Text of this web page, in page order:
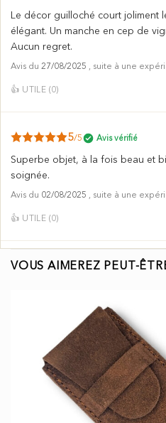
Le décor guilloché court joliment
élégant. Un manche en cep de
Aucun regret.
Avis du 27/08/2025 , suite à une
👍 UTILE (0)
5/5 Avis vérifié
Superbe objet, à la fois beau et
soignée.
Avis du 02/08/2025 , suite à une
👍 UTILE (0)
VOUS AIMEREZ PEUT-